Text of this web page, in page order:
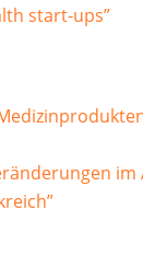
start-ups”
im